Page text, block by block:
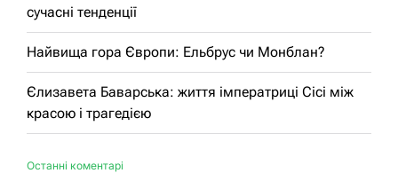
сучасні тенденції
Найвища гора Європи: Ельбрус чи Монблан?
Єлизавета Баварська: життя імператриці Сісі між
красою і трагедією
Останні коментарі